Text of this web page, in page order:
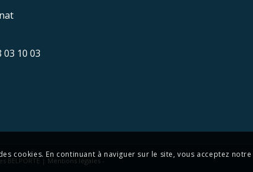
03 10 03
BELPORTE | Mentions légales -
cookies. En continuant à naviguer sur le site, vous acceptez